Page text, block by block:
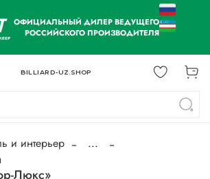
ОФИЦИАЛЬНЫЙ ДИЛЕР ВЕДУЩЕГО
РОССИЙСКОГО ПРОИЗВОДИТЕЛЯ
BILLIARD-UZ.SHOP
и интерьер
...
Люкс»